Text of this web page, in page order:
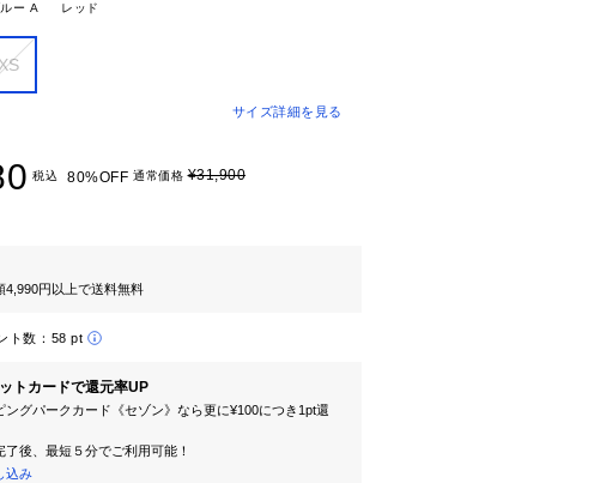
ー A レッド
XS
サイズ詳細を見る
税込 80%OFF 通常価格¥31,900
4,990円以上で送料無料
ト数： 58 pt
トカードで還元率UP
ングパークカード《セゾン》なら更に¥100につき1pt還
了後、最短５分でご利用可能！
込み